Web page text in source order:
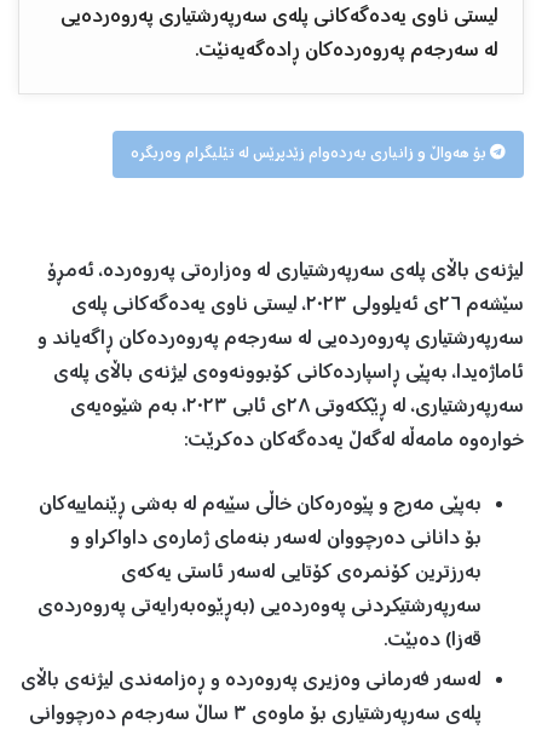
لیستی ناوی یەدەگەکانی پلەی سەرپەرشتیاری پەروەردەیی
لە سەرجەم پەروەردەکان ڕادەگەیەنێت.
بۆ هەواڵ و زانیاری بەردەوام زێدپرێس لە تێلیگرام وەربگرە
لیژنەی باڵای پلەی سەرپەرشتیاری لە وەزارەتی پەروەردە، ئەمڕۆ
سێشەم ٢٦ی ئەیلوولی ٢٠٢٣، لیستی ناوی یەدەگەکانی پلەی
سەرپەرشتیاری پەروەردەیی لە سەرجەم پەروەردەکان ڕاگەیاند و
ئاماژەیدا، بەپێی ڕاسپاردەکانی کۆبوونەوەی لیژنەی باڵای پلەی
سەرپەرشتیاری، لە ڕێککەوتی ٢٨ی ئابی ٢٠٢٣، بەم شێوەیەی
خوارەوە مامەڵە لەگەڵ یەدەگەکان دەکرێت:
بەپێی مەرج و پێوەرەکان خاڵی سێیەم لە بەشی ڕێنماییەکان
بۆ دانانی دەرچووان لەسەر بنەمای ژمارەی داواکراو و
بەرزترین کۆنمرەی کۆتایی لەسەر ئاستی یەکەی
سەرپەرشتیکردنی پەوەردەیی (بەڕێوەبەرایەتی پەروەردەی
قەزا) دەبێت.
لەسەر فەرمانی وەزیری پەروەردە و ڕەزامەندی لیژنەی باڵای
پلەی سەرپەرشتیاری بۆ ماوەی ٣ ساڵ سەرجەم دەرچووانی